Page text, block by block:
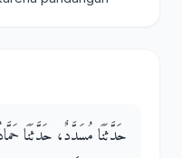
حَدَّثَنَا مُسَدَّدٌ، حَدَّثَنَا